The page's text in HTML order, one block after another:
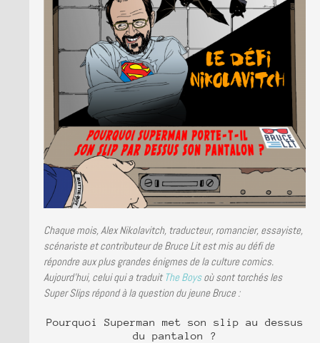
Chaque mois, Alex Nikolavitch, traducteur, romancier, essayiste,
scénariste et contributeur de Bruce Lit est mis au défi de
répondre aux plus grandes énigmes de la culture comics.
Aujourd’hui, celui qui a traduit The Boysoù sont torchés les
Super Slips répond à la question du jeune Bruce :
Pourquoi Superman met son slip au dessus
du pantalon ?